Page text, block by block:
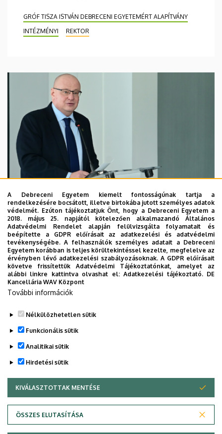
GRÓF TISZA ISTVÁN DEBRECENI EGYETEMÉRT ALAPÍTVÁNY
INTÉZMÉNYI
REKTOR
2026. augusztus 7.
Kossa György búcsúzó beszéde
GRÓF TISZA ISTVÁN DEBRECENI EGYETEMÉRT ALAPÍTVÁNY
INTÉZMÉNYI
Adatvédelem
A Debreceni Egyetem kiemelt fontosságúnak tartja a
rendelkezésére bocsátott, illetve birtokába jutott személyes adatok
védelmét. Ezúton tájékoztatjuk Önt, hogy a Debreceni Egyetem a
2018. május 25. napjától kötelezően alkalmazandó Általános
Adatvédelmi Rendelet alapján felülvizsgálta folyamatait és
beépítette a GDPR előírásait az adatkezelési és adatvédelmi
tevékenységébe. A felhasználók személyes adatait a Debreceni
Egyetem korábban is teljes körültekintéssel kezelte, megfelelve az
érvényben lévő adatkezelési szabályozásoknak. A GDPR előírásait
követve frissítettük Adatvédelmi Tájékoztatónkat, amelyet az
alábbi linkre kattintva olvashat el:Adatkezelési tájékoztató. DE
Kancellária WAV Központ
További információk
Nélkülözhetetlen sütik
Funkcionális sütik
Analitikai sütik
Hirdetési sütik
KIVÁLASZTOTTAK MENTÉSE
ÖSSZES ELUTASÍTÁSA
WITHDRAW CONSENT